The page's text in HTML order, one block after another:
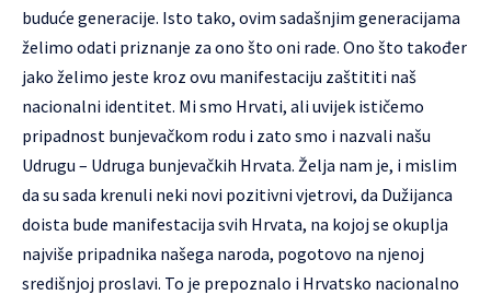
buduće generacije. Isto tako, ovim sadašnjim generacijama
želimo odati priznanje za ono što oni rade. Ono što također
jako želimo jeste kroz ovu manifestaciju zaštititi naš
nacionalni identitet. Mi smo Hrvati, ali uvijek ističemo
pripadnost bunjevačkom rodu i zato smo i nazvali našu
Udrugu – Udruga bunjevačkih Hrvata. Želja nam je, i mislim
da su sada krenuli neki novi pozitivni vjetrovi, da Dužijanca
doista bude manifestacija svih Hrvata, na kojoj se okuplja
najviše pripadnika našega naroda, pogotovo na njenoj
središnjoj proslavi. To je prepoznalo i Hrvatsko nacionalno